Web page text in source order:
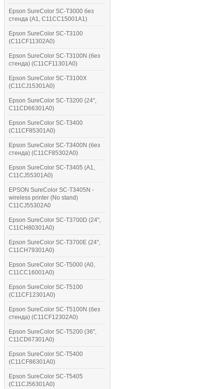
Epson SureColor SC-T3000 без
стенда (A1, C11CC15001A1)
Epson SureColor SC-T3100
(C11CF11302A0)
Epson SureColor SC-T3100N (без
стенда) (C11CF11301A0)
Epson SureColor SC-T3100X
(C11CJ15301A0)
Epson SureColor SC-T3200 (24",
C11CD66301A0)
Epson SureColor SC-T3400
(C11CF85301A0)
Epson SureColor SC-T3400N (без
стенда) (C11CF85302A0)
Epson SureColor SC-T3405 (A1,
C11CJ55301A0)
EPSON SureColor SC-T3405N -
wireless printer (No stand)
C11CJ55302A0
Epson SureColor SC-T3700D (24",
C11CH80301A0)
Epson SureColor SC-T3700E (24",
C11CH79301A0)
Epson SureColor SC-T5000 (A0,
C11CC16001A0)
Epson SureColor SC-T5100
(C11CF12301A0)
Epson SureColor SC-T5100N (без
стенда) (C11CF12302A0)
Epson SureColor SC-T5200 (36",
C11CD67301A0)
Epson SureColor SC-T5400
(C11CF86301A0)
Epson SureColor SC-T5405
(C11CJ56301A0)